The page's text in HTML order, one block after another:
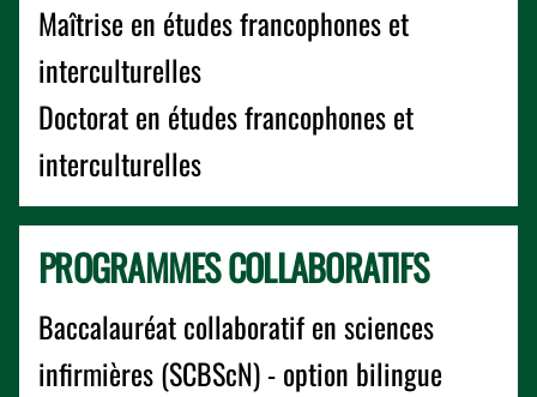
Maîtrise en études francophones et
interculturelles
Doctorat en études francophones et
interculturelles
PROGRAMMES COLLABORATIFS
Baccalauréat collaboratif en sciences
infirmières (SCBScN) - option bilingue